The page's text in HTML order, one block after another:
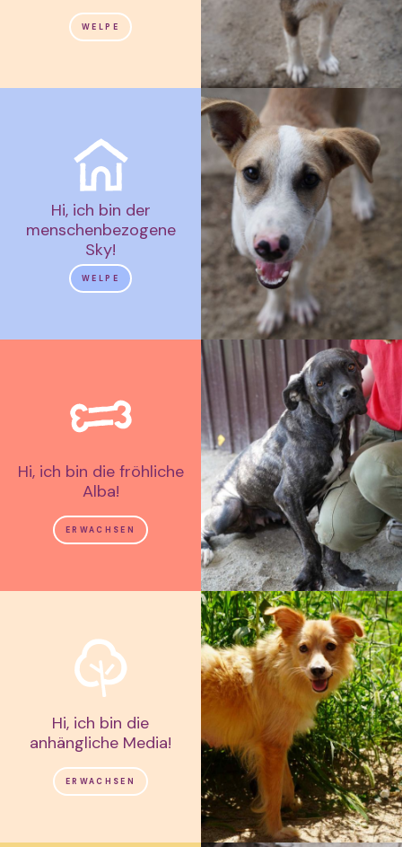
WELPE
Hi, ich bin der
menschenbezogene
Sky!
WELPE
Hi, ich bin die fröhliche
Alba!
ERWACHSEN
Hi, ich bin die
anhängliche Media!
ERWACHSEN